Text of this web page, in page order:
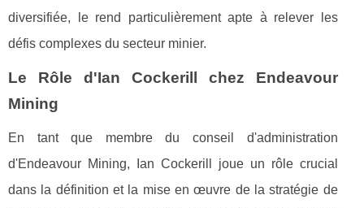
diversifiée, le rend particulièrement apte à relever les
défis complexes du secteur minier.
Le Rôle d'Ian Cockerill chez Endeavour
Mining
En tant que membre du conseil d'administration
d'Endeavour Mining, Ian Cockerill joue un rôle crucial
dans la définition et la mise en œuvre de la stratégie de